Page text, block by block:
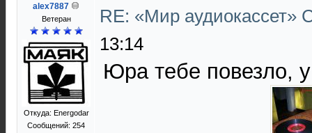
alex7887
Ветеран
Откуда: Energodar
Сообщений: 254
RE: «Мир аудиокассет»
13:14
Юра тебе повезло,